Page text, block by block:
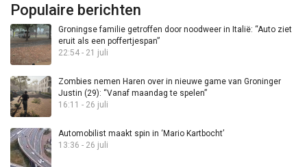
Populaire berichten
Groningse familie getroffen door noodweer in Italië: “Auto ziet
eruit als een poffertjespan”
22:54 - 21 juli
Zombies nemen Haren over in nieuwe game van Groninger
Justin (29): “Vanaf maandag te spelen”
16:11 - 26 juli
Automobilist maakt spin in ‘Mario Kartbocht’
13:36 - 26 juli